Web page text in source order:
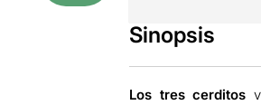
Sinopsis
Los tres cerditos